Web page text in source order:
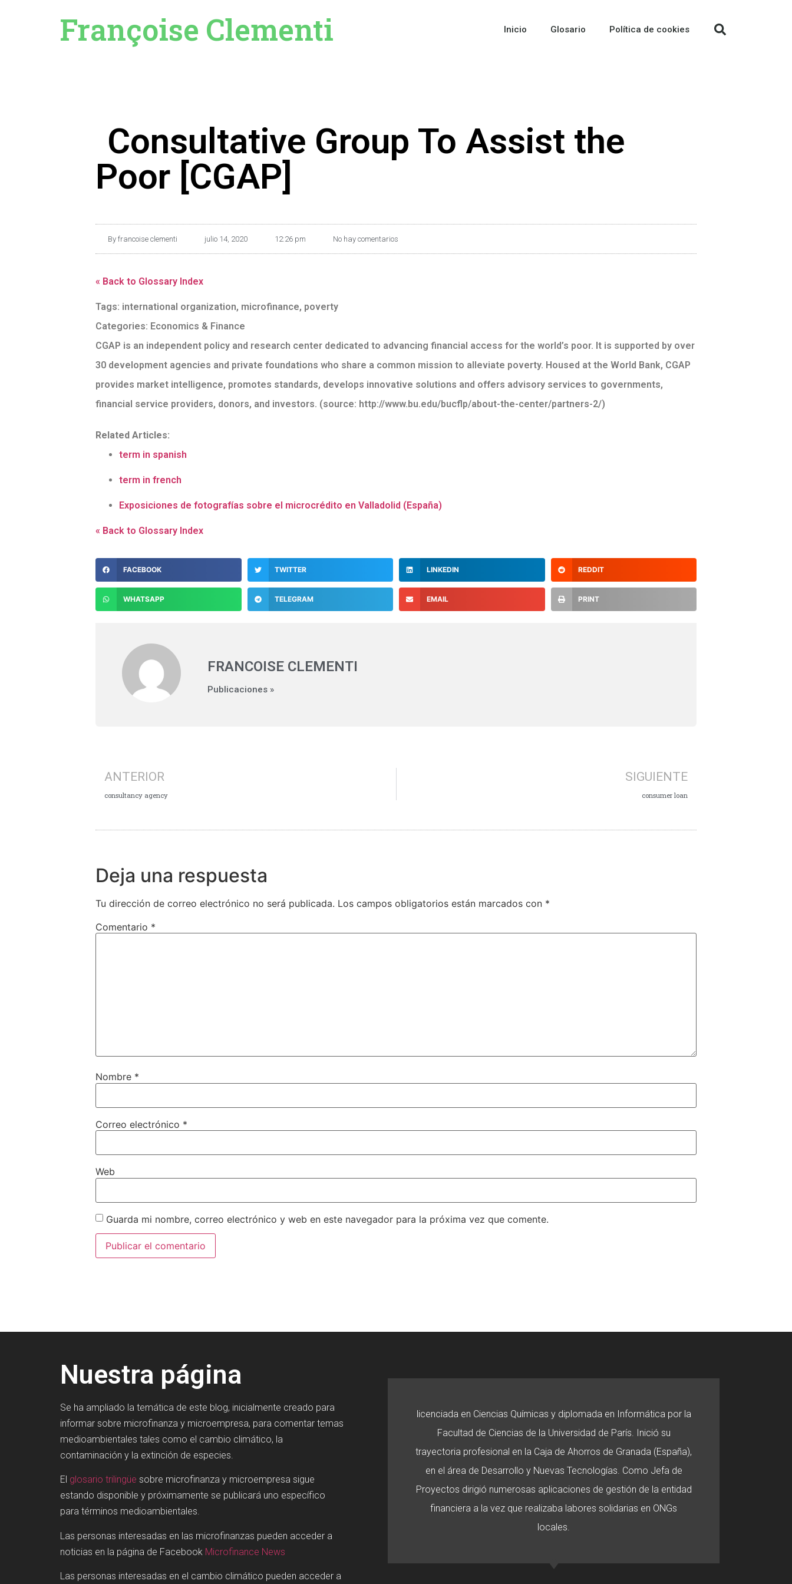
Françoise Clementi Inicio Glosario Política de cookies
Consultative Group To Assist the
Poor [CGAP]
By francoise clementi julio 14, 2020 12:26 pm No hay comentarios
« Back to Glossary Index
Tags: international organization, microfinance, poverty
Categories: Economics & Finance
CGAP is an independent policy and research center dedicated to advancing financial access for the world’s poor. It is supported by over
30 development agencies and private foundations who share a common mission to alleviate poverty. Housed at the World Bank, CGAP
provides market intelligence, promotes standards, develops innovative solutions and offers advisory services to governments,
financial service providers, donors, and investors. (source: http://www.bu.edu/bucflp/about-the-center/partners-2/)
Related Articles:
term in spanish
term in french
Exposiciones de fotografías sobre el microcrédito en Valladolid (España)
« Back to Glossary Index
FACEBOOK TWITTER LINKEDIN REDDIT
WHATSAPP TELEGRAM EMAIL PRINT
FRANCOISE CLEMENTI
Publicaciones »
ANTERIOR
consultancy agency
SIGUIENTE
consumer loan
Deja una respuesta
Tu dirección de correo electrónico no será publicada. Los campos obligatorios están marcados con *
Comentario *
Nombre *
Correo electrónico *
Web
Guarda mi nombre, correo electrónico y web en este navegador para la próxima vez que comente.
Nuestra página
Se ha ampliado la temática de este blog, inicialmente creado para
informar sobre microfinanza y microempresa, para comentar temas
medioambientales tales como el cambio climático, la
contaminación y la extinción de especies.
El glosario trilingüe sobre microfinanza y microempresa sigue
estando disponible y próximamente se publicará uno específico
para términos medioambientales.
Las personas interesadas en las microfinanzas pueden acceder a
noticias en la página de Facebook Microfinance News
Las personas interesadas en el cambio climático pueden acceder a
licenciada en Ciencias Químicas y diplomada en Informática por la
Facultad de Ciencias de la Universidad de París. Inició su
trayectoria profesional en la Caja de Ahorros de Granada (España),
en el área de Desarrollo y Nuevas Tecnologías. Como Jefa de
Proyectos dirigió numerosas aplicaciones de gestión de la entidad
financiera a la vez que realizaba labores solidarias en ONGs
locales.